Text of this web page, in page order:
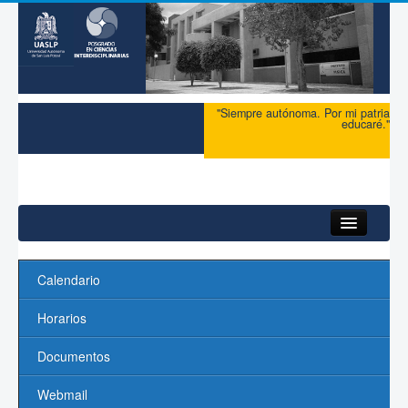
"Siempre autónoma. Por mi patria
educaré."
Acerca del PCI
Maestría
Doctorado
Profesores
Calendario
Horarios
Documentos
Webmail